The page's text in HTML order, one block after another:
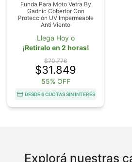
Funda Para Moto Vetra By
Gadnic Cobertor Con
Protección UV Impermeable
Anti Viento
Llega Hoy o
¡Retiralo en 2 horas!
$70.776
$31.849
55% OFF
DESDE 6 CUOTAS SIN INTERÉS
Explorá nuestras